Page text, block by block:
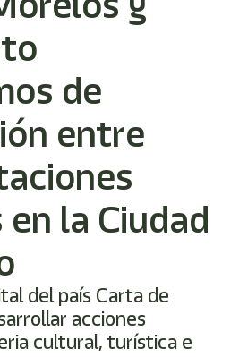
de
entre
la Ciudad
del país Carta de
acciones
cultural, turística e